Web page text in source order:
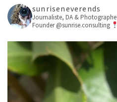
sunriseneverends
Journaliste, DA & Photographe
Founder @sunrise.consulting